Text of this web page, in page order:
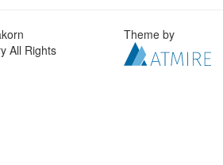
All Rights
Theme by